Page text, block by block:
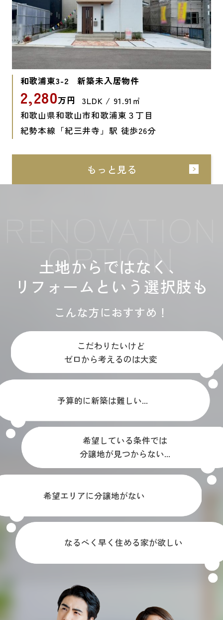
和歌浦東3-2 新築未入居物件
2,280万円
3LDK / 91.91㎡
和歌山県和歌山市和歌浦東３丁目
紀勢本線「紀三井寺」駅 徒歩26分
もっと見る
土地からではなく、
リフォームという選択肢も
OPTION
こんな方におすすめ！
こだわりたいけど
ゼロから考えるのは大変
予算的に新築は難しい...
希望している条件では
分譲地が見つからない...
希望エリアに分譲地がない
なるべく早く住める家が欲しい